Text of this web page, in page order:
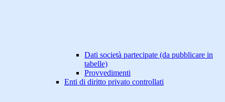
Dati società partecipate (da pubblicare in
tabelle)
Provvedimenti
Enti di diritto privato controllati